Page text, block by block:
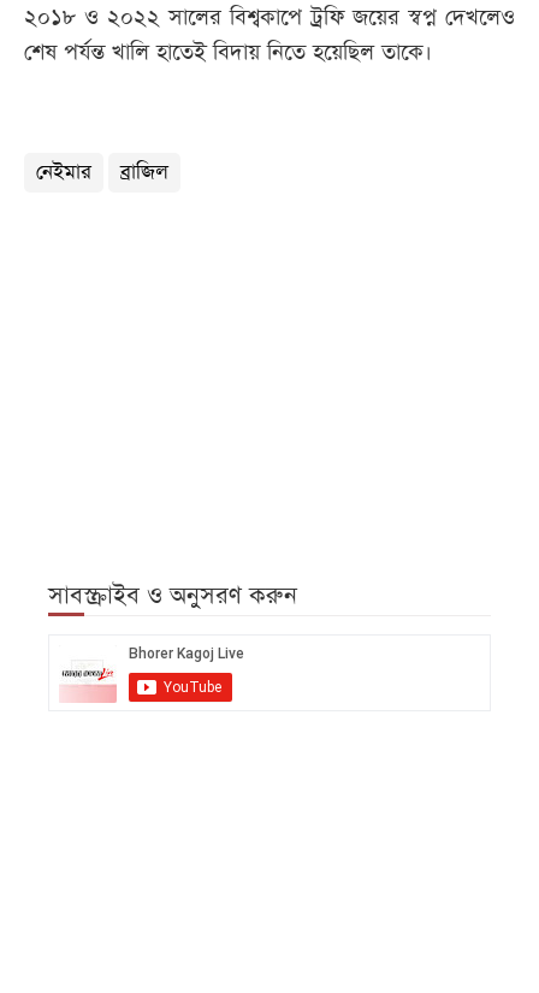
২০১৮ ও ২০২২ সালের বিশ্বকাপে ট্রফি জয়ের স্বপ্ন দেখলেও
শেষ পর্যন্ত খালি হাতেই বিদায় নিতে হয়েছিল তাকে।
নেইমার ব্রাজিল
সাবস্ক্রাইব ও অনুসরণ করুন